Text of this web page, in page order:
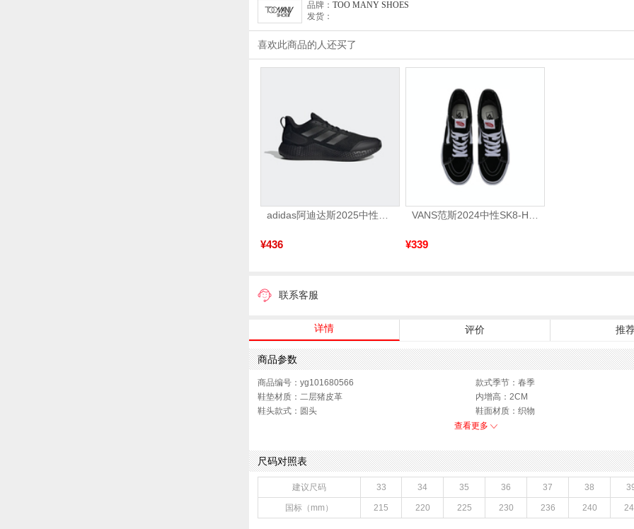
品牌： TOO MANY SHOES
发货：
喜欢此商品的人还买了
adidas阿迪达斯2025中性edge gamedaySPW FTW-跑步GW2499
¥436
VANS范斯2024中性SK8-HiCL帆布鞋/硫化鞋VN000D5IB8C
¥339
联系客服
详情 评价 推
商品参数
商品编号：yg101680566
款式季节：春季
鞋垫材质：二层猪皮革
内增高：2CM
鞋头款式：圆头
鞋面材质：织物
跟高数值：2CM
皮质特征：织物
上市时间：2026年春季
鞋帮：低帮
鞋底材质：橡胶底
里料材质：网布
色系：红色
鞋类流行款式：休闲鞋,运动鞋
流行元素：拼接,字母
风格：休闲
闭合方式：系带
查看更多
尺码对照表
建议尺码 33 34 35 36 37 38
国标（mm） 215 220 225 230 236 240